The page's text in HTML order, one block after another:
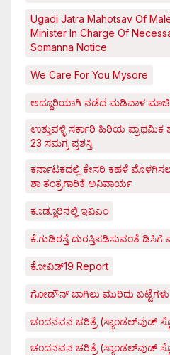
Ugadi Jatra Mahotsav Of
Minister In Charge Of
Somanna Notice
We Care For You Mysore
ಅದ್ದೂರಿಯಾಗಿ ನಡೆದ ಮಡಿವಾಳ
ಉತ್ತುವಳ್ಳಿ ಸರ್ಕಾರಿ ಹಿರಿಯ ಪ್ರಾಥಮಿಕ
23 ಸಮಗ್ರ ಪ್ರಶಸ್ತಿ
ಕರ್ನಾಟಕದಲ್ಲಿ ಕೇಸರಿ ಕಹಳೆ
ಶಾ ತಂತ್ರಗಾರಿಕೆ ಅನಿವಾರ್ಯ
ಕೂಡ್ಲೂರಿನಲ್ಲಿ ಇವಿಎಂ
ಕೆ.ಗುಡಿರಸ್ತೆ ದುರಸ್ತಿಪಡಿಸುವಂತೆ
ಕೋವಿಡ್‌19 Report
ಗೋಡೌನ್ ಬಾಗಿಲು ಮುರಿದು ಬಟ್ಟೆಗಳು
ಚಂದನವನ ಚರಿತ್ರೆ (ಸ್ಯಾಂಡಲ್‌ವುಡ್
ಚಂದನವನ ಚರಿತ್ರೆ (ಸ್ಯಾಂಡಲ್‌ವುಡ್